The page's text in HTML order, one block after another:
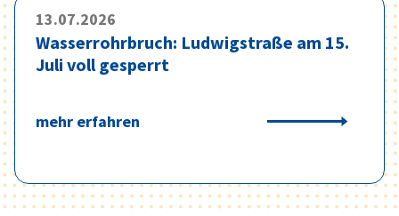
13.07.2026
Wasserrohrbruch: Ludwigstraße am 15.
Juli voll gesperrt
mehr erfahren